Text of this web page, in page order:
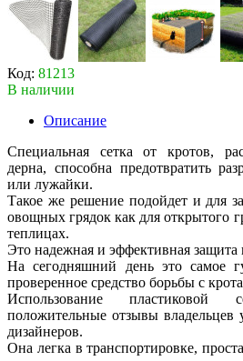
Код: 81213
В наличии
Описание
Специальная сетка от кротов,
дерна, способна предотвратить
или лужайки.
Такое же решение подойдет и для
овощных грядок как для открытого
теплицах.
Это надежная и эффективная защита
На сегодняшний день это самое
проверенное средство борьбы с
Использование пластиковой
положительные отзывы владельцев
дизайнеров.
Она легка в транспортировке,